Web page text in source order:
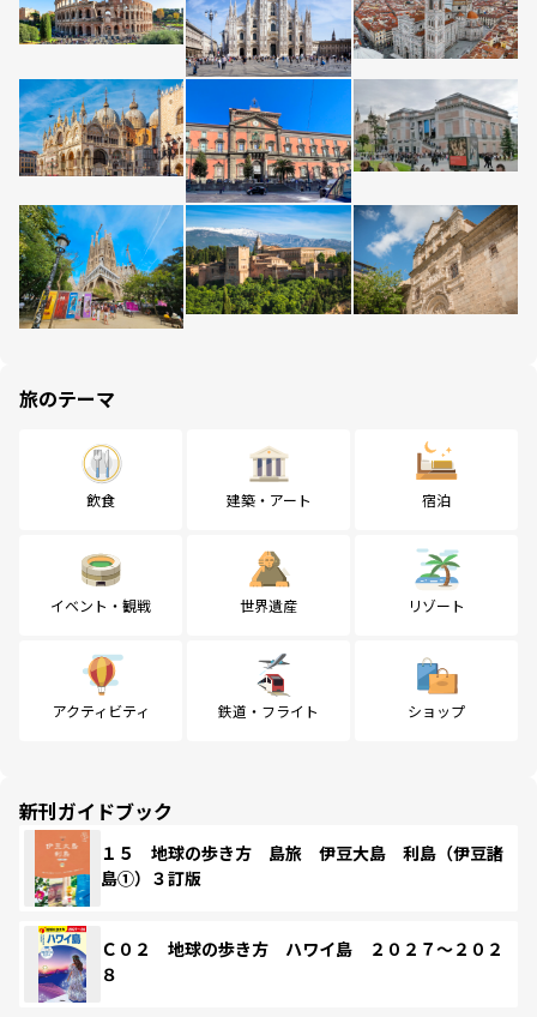
旅のテーマ
飲食 建築・アート 宿泊
イベント・観戦 世界遺産 リゾート
アクティビティ 鉄道・フライト ショップ
新刊ガイドブック
１５ 地球の歩き方 島旅 伊豆大島 利島（伊豆諸
島①）３訂版
Ｃ０２ 地球の歩き方 ハワイ島 ２０２７～２０２
８